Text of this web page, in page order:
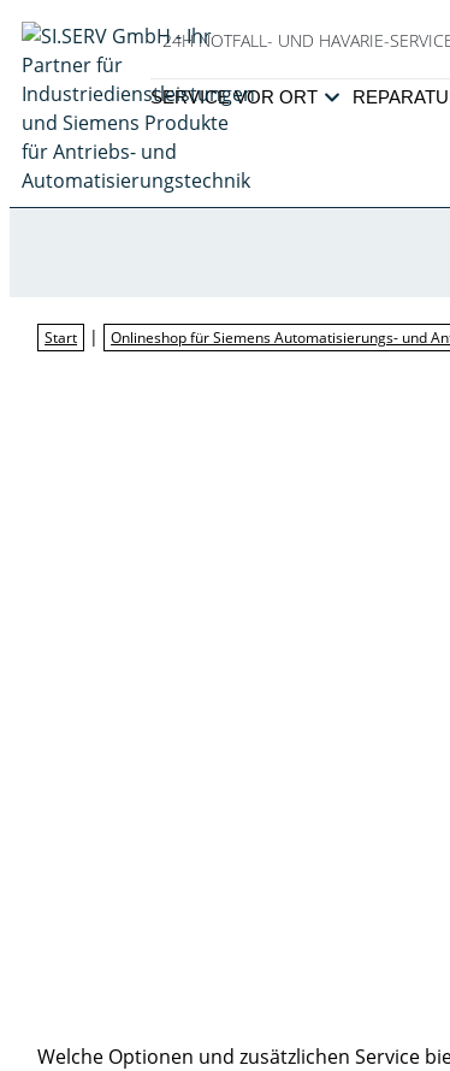
24H NOTFALL- UND HAVARIE-
SERVICE VOR ORT
Start | Onlineshop für Siemens Automatisierungs- und
Welche Optionen und zusätzlichen Service